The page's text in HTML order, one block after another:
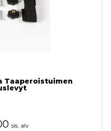
Taaperoistuimen
sis. alv